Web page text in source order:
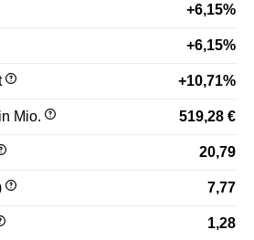
+6,15%
+6,15%
+10,71%
Mio. 519,28 €
20,79
7,77
1,28